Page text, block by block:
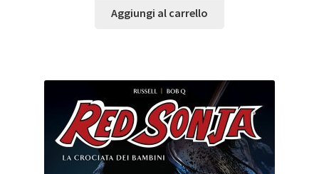
Aggiungi al carrello